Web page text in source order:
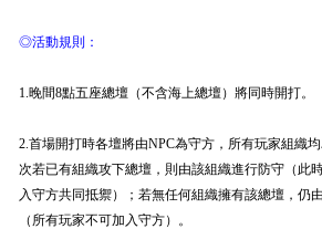
◎活動規則：
1.晚間8點五座總壇（不含海上總壇）將同時開打。
2.首場開打時各壇將由NPC為守方，所有玩家組織
次若已有組織攻下總壇，則由該組織進行防守（此
入守方共同抵禦）；若無任何組織擁有該總壇，仍
（所有玩家不可加入守方）。